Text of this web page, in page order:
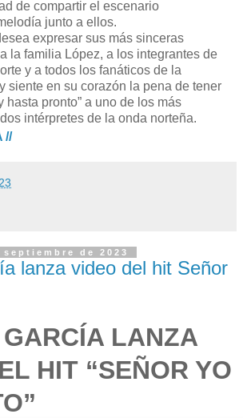
de compartir el escenario
junto a ellos.
expresar sus más sinceras
la familia López, a los integrantes de
y a todos los fanáticos de la
siente en su corazón la pena de tener
hasta pronto” a uno de los más
intérpretes de la onda norteña.
//
de 2023
lanza video del hit Señor
LANZA
HIT “SEÑOR YO